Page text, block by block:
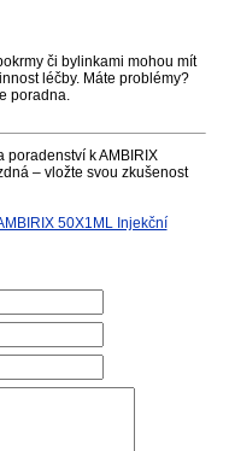
či bylinkami mohou mít
léčby. Máte problémy?
poradna.
poradenství k AMBIRIX
– vložte svou zkušenost
50X1ML Injekční